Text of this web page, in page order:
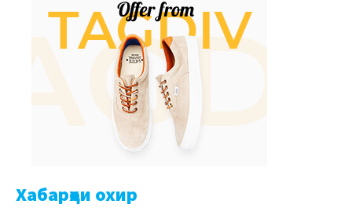
Хабарҳои охир